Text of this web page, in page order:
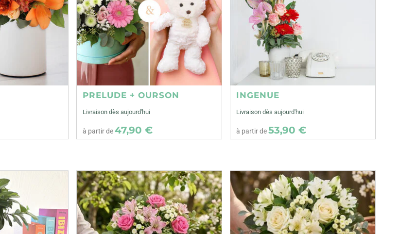
PRELUDE + OURSON
Livraison dès aujourd'hui
à partir de47,90 €
INGENUE
Livraison dès aujourd'hui
à partir de53,90 €